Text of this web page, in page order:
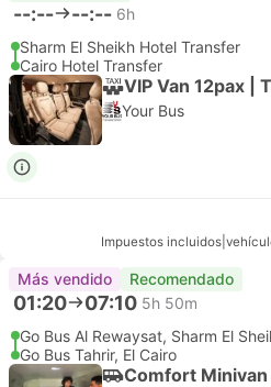
--:-- --:-- 6h
Sharm El Sheikh Hotel Transfer
Cairo Hotel Transfer
VIP Van 12pax |
Your Bus
Impuestos incluidos
Más vendido Recomendado
01:20 07:10 5h 50m
Go Bus Al Rewaysat, Sharm El
Go Bus Tahrir, El Cairo
Comfort